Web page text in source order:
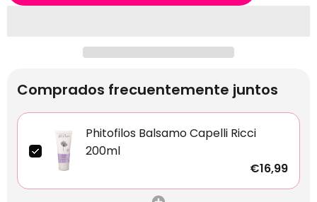
Comprados frecuentemente juntos
Phitofilos Balsamo Capelli Ricci
200ml
€16,99